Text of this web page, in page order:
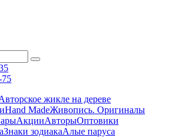
75
жикле на дереве
Hand MadeЖивопись. Оригиналы
АкцииАвторыОптовики
Знаки зодиакаАлые паруса